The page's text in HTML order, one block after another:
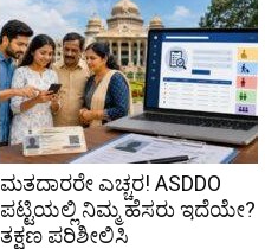
ಮತದಾರರೇ ಎಚ್ಚರ! ASDDO
ಪಟ್ಟಿಯಲ್ಲಿ ನಿಮ್ಮ ಹೆಸರು ಇದೆಯೇ?
ತಕ್ಷಣ ಪರಿಶೀಲಿಸಿ